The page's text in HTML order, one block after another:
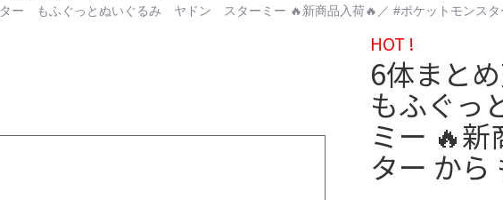
ー もふぐっとぬいぐるみ ヤドン スターミー 🔥新商品入荷🔥／ #ポケットモンスタ
HOT !
6体まと
もふぐ
ミー 🔥
ター から